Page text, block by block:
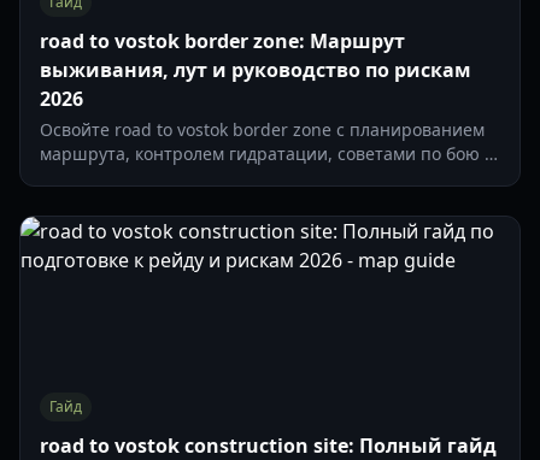
road to vostok border zone: Маршрут
выживания, лут и руководство по рискам
2026
Освойте road to vostok border zone с планированием
маршрута, контролем гидратации, советами по бою с
Гайд
road to vostok construction site: Полный гайд